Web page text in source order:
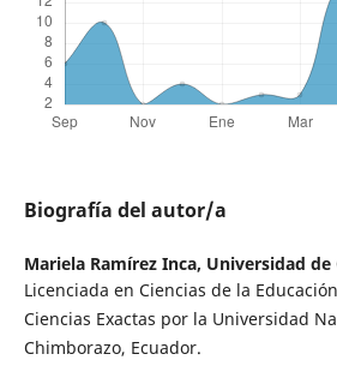
Biografía del autor/a
Mariela Ramírez Inca, Universidad de
Licenciada en Ciencias de la
Ciencias Exactas por la Universidad
Chimborazo, Ecuador.